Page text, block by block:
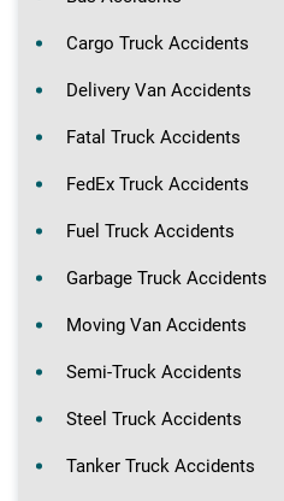
Cargo Truck Accidents
Delivery Van Accidents
Fatal Truck Accidents
FedEx Truck Accidents
Fuel Truck Accidents
Garbage Truck Accidents
Moving Van Accidents
Semi-Truck Accidents
Steel Truck Accidents
Tanker Truck Accidents